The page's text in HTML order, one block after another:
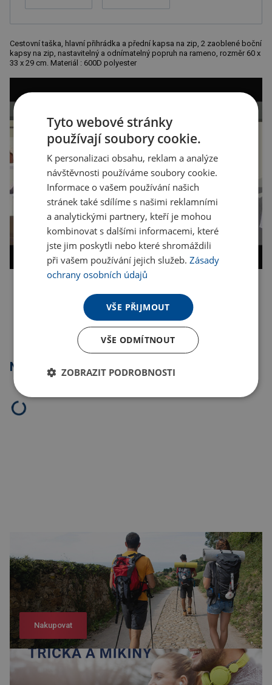
Cestovní taška, hlavní přihrádka a přední kapsa na zip, 2 zaoblené boční
kapsy na zip, nastavitelný a odnímatelný popruh na rameno, rozměr 60 x
33 x 29 cm. Materiál : 600D polyester
Kopírovat odkaz
Nejprodávanější
Nakupovat
Tyto webové stránky
používají soubory cookie.
K personalizaci obsahu, reklam a analýze
návštěvnosti používáme soubory cookie.
Informace o vašem používání našich
stránek také sdílíme s našimi reklamními
a analytickými partnery, kteří je mohou
kombinovat s dalšími informacemi, které
jste jim poskytli nebo které shromáždili
při vašem používání jejich služeb.Zásady
ochrany osobních údajů
VŠE PŘIJMOUT
VŠE ODMÍTNOUT
ZOBRAZIT PODROBNOSTI